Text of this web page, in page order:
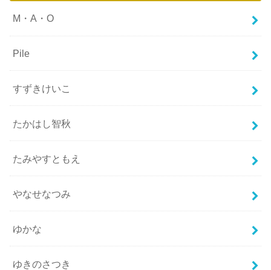
M・A・O
Pile
すずきけいこ
たかはし智秋
たみやすともえ
やなせなつみ
ゆかな
ゆきのさつき